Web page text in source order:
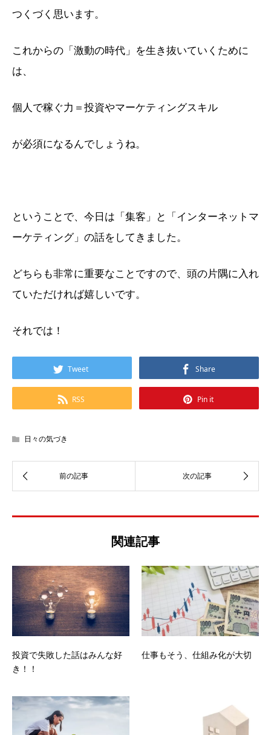
つくづく思います。
これからの「激動の時代」を生き抜いていくために
は、
個人で稼ぐ力＝投資やマーケティングスキル
が必須になるんでしょうね。
ということで、今日は「集客」と「インターネットマ
ーケティング」の話をしてきました。
どちらも非常に重要なことですので、頭の片隅に入れ
ていただければ嬉しいです。
それでは！
Tweet Share
RSS Pin it
日々の気づき
関連記事
投資で失敗した話はみんな好
き！！
仕事もそう、仕組み化が大切